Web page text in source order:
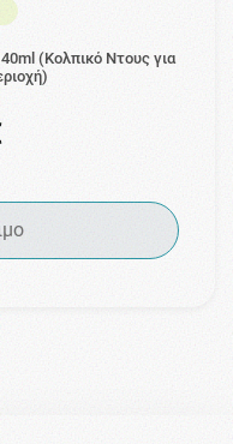
(Κολπικό Ντους για